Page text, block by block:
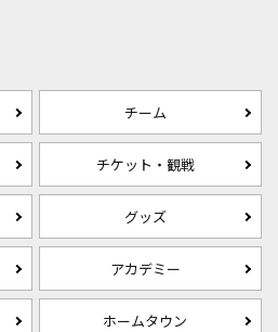
チーム
チケット・観戦
グッズ
アカデミー
ホームタウン